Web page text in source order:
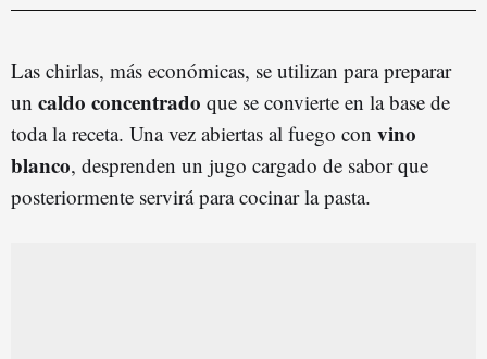
Las chirlas, más económicas, se utilizan para preparar
un caldo concentrado que se convierte en la base de
toda la receta. Una vez abiertas al fuego con vino
blanco, desprenden un jugo cargado de sabor que
posteriormente servirá para cocinar la pasta.